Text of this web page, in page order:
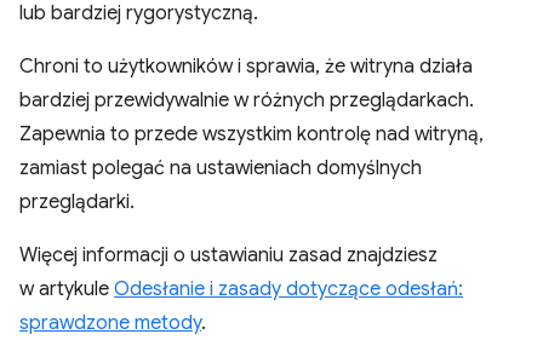
lub bardziej rygorystyczną.
Chroni to użytkowników i sprawia, że witryna działa
bardziej przewidywalnie w różnych przeglądarkach.
Zapewnia to przede wszystkim kontrolę nad witryną,
zamiast polegać na ustawieniach domyślnych
przeglądarki.
Więcej informacji o ustawianiu zasad znajdziesz
w artykule Odesłanie i zasady dotyczące odesłań:
sprawdzone metody.